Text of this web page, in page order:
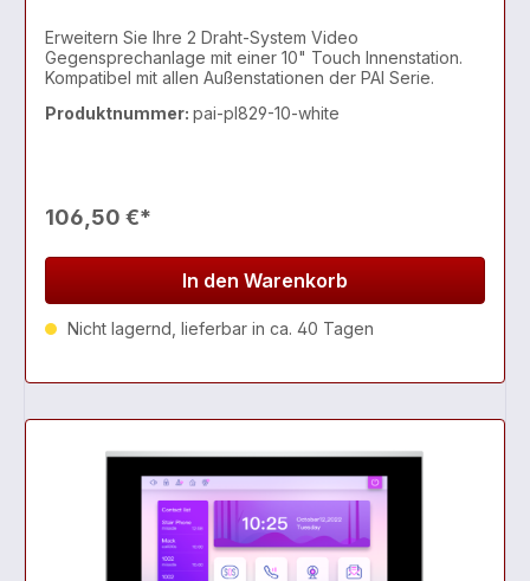
Erweitern Sie Ihre 2 Draht-System Video
Gegensprechanlage mit einer 10" Touch Innenstation.
Kompatibel mit allen Außenstationen der PAI Serie.
Produktnummer: pai-pl829-10-white
106,50 €*
In den Warenkorb
Nicht lagernd, lieferbar in ca. 40 Tagen